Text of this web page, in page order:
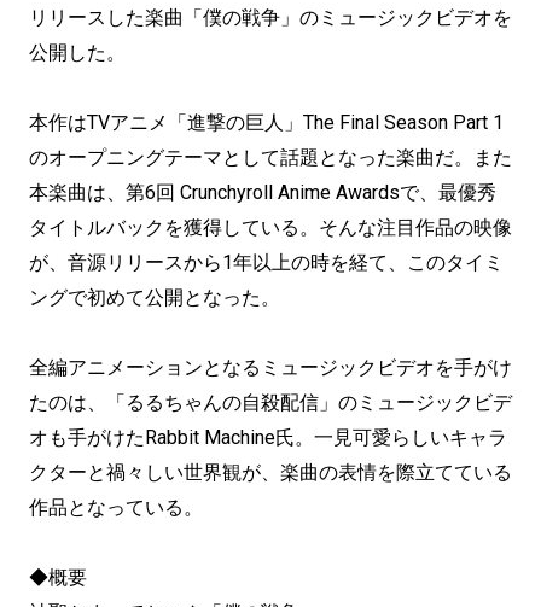
リリースした楽曲「僕の戦争」のミュージックビデオを
公開した。
本作はTVアニメ「進撃の巨人」The Final Season Part 1
のオープニングテーマとして話題となった楽曲だ。また
本楽曲は、第6回 Crunchyroll Anime Awardsで、最優秀
タイトルバックを獲得している。そんな注目作品の映像
が、音源リリースから1年以上の時を経て、このタイミ
ングで初めて公開となった。
全編アニメーションとなるミュージックビデオを手がけ
たのは、「るるちゃんの自殺配信」のミュージックビデ
オも手がけたRabbit Machine氏。一見可愛らしいキャラ
クターと禍々しい世界観が、楽曲の表情を際立てている
作品となっている。
◆概要